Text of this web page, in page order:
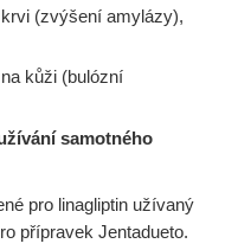
(zvýšení amylázy),
kůži (bulózní
samotného
pro linagliptin užívaný
přípravek Jentadueto.